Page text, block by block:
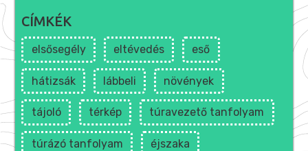
CÍMKÉK
elsősegély eltévedés eső
hátizsák lábbeli növények
tájoló térkép túravezető tanfolyam
túrázó tanfolyam éjszaka